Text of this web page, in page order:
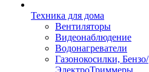
Техника для дома
Вентиляторы
Видеонаблюдение
Водонагреватели
Газонокосилки, Бензо/